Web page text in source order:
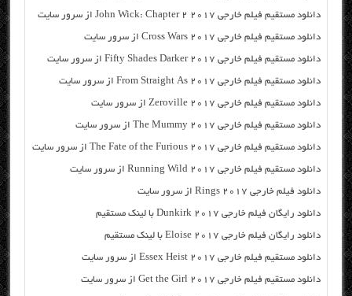
دانلود مستقیم فیلم خارجی John Wick: Chapter 2 2017 از سرور سایت
دانلود مستقیم فیلم خارجی Cross Wars 2017 از سرور سایت
دانلود مستقیم فیلم خارجی Fifty Shades Darker 2017 از سرور سایت
دانلود مستقیم فیلم خارجی From Straight As 2017 از سرور سایت
دانلود مستقیم فیلم خارجی Zeroville 2017 از سرور سایت
دانلود مستقیم فیلم خارجی The Mummy 2017 از سرور سایت
دانلود مستقیم فیلم خارجی The Fate of the Furious 2017 از سرور سایت
دانلود مستقیم فیلم خارجی Running Wild 2017 از سرور سایت
دانلود فیلم خارجی Rings 2017 از سرور سایت
دانلود رایگان فیلم خارجی Dunkirk 2017 با لینک مستقیم
دانلود رایگان فیلم خارجی Eloise 2017 با لینک مستقیم
دانلود مستقیم فیلم خارجی Essex Heist 2017 از سرور سایت
دانلود مستقیم فیلم خارجی Get the Girl 2017 از سرور سایت